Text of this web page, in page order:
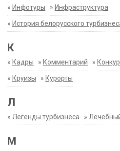
» Инфотуры » Инфраструктура
» История белорусского
К
» Кадры » Комментарий »
» Круизы » Курорты
Л
» Легенды турбизнеса »
М